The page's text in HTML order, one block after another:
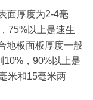
面厚度为2-4毫
75%以上是速生
地板面板厚度一般
，90%以上是
米和15毫米两